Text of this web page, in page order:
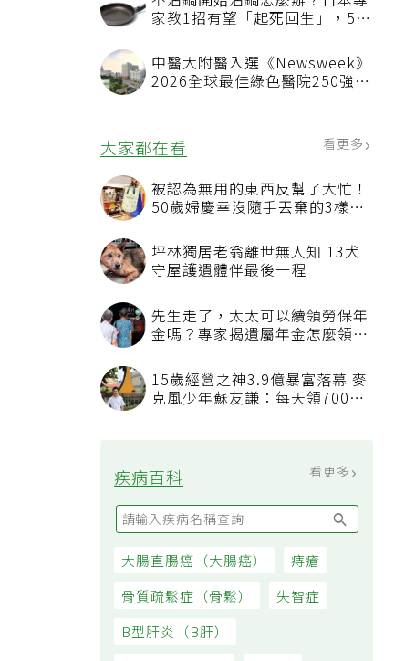
不沾鍋開始沾鍋怎麼辦？日本專
家教1招有望「起死回生」，5情
中醫大附醫入選《Newsweek》
2026全球最佳綠色醫院250強
大家都在看
被認為無用的東西反幫了大忙！
50歲婦慶幸沒隨手丟棄的3樣物
坪林獨居老翁離世無人知 13犬
守屋護遺體伴最後一程
先生走了，太太可以續領勞保年
15歲經營之神3.9億暴富落幕 麥
克風少年蘇友謙：每天領700元
疾病百科